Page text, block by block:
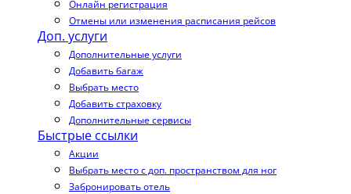
Онлайн регистрация
Отмены или изменения расписания рейсов
Доп. услуги
Дополнительные услуги
Добавить багаж
Выбрать место
Добавить страховку
Дополнительные сервисы
Быстрые ссылки
Акции
Выбрать место с доп. пространством для ног
Забронировать отель